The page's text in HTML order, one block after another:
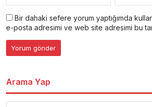
Bir dahaki sefere yorum yaptığımda
e-posta adresimi ve web site adresimi bu
Arama Yap